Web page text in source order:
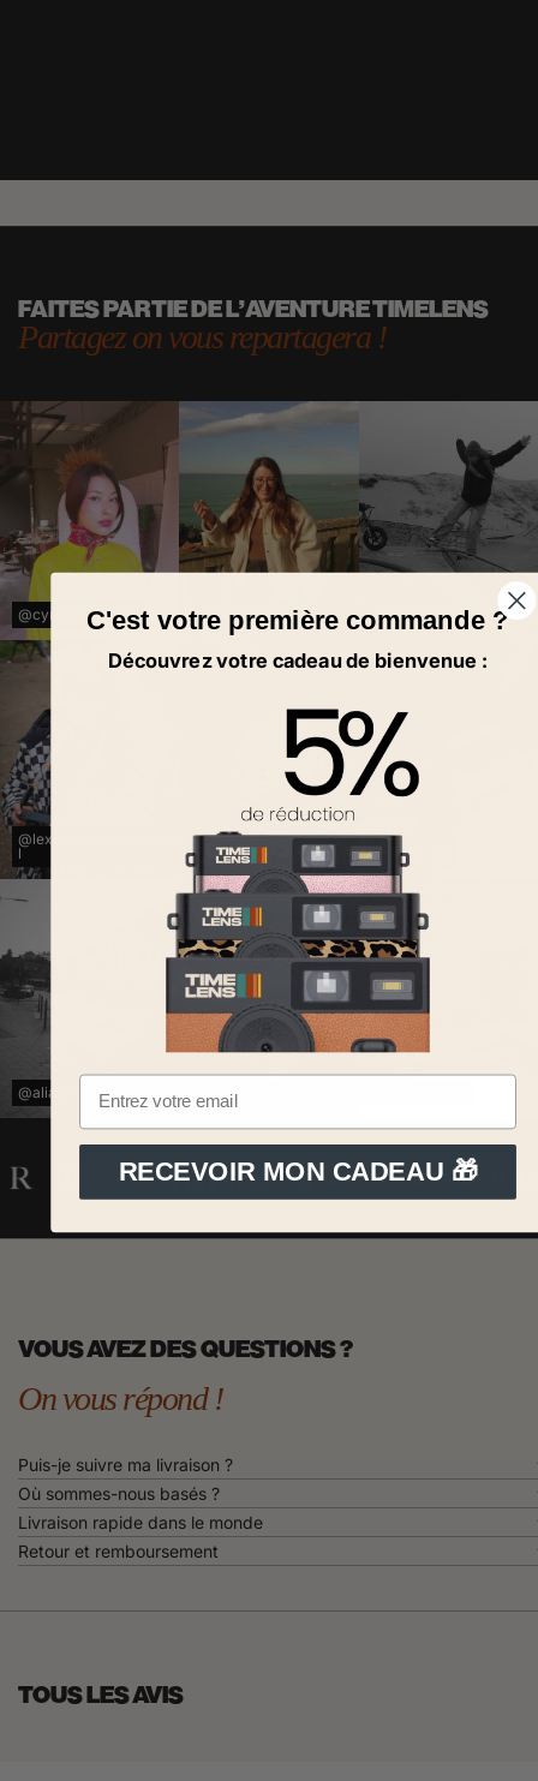
FAITES PARTIE DE L'AVENTURE TIMELENS
Partagez on vous repartagera !
@cyriellethiebaut @claraspeaks.co @car.lasoupe
@lextraordinairemarce
l
@a.imed_ @enjoyvar
@aliasmayou @cloooo.lef
On vous répond !
VOUS AVEZ DES QUESTIONS ?
Puis-je suivre ma livraison ?
Où sommes-nous basés ?
Livraison rapide dans le monde
Retour et remboursement
TOUS LES AVIS
C'est votre première commande ?
Découvrez votre cadeau de bienvenue :
RECEVOIR MON CADEAU 🎁